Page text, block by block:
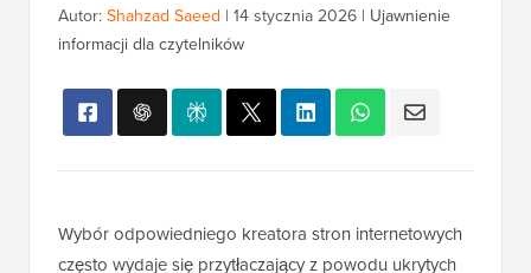
Autor:Shahzad Saeed | 14 stycznia 2026 | Ujawnienie
informacji dla czytelników
Wybór odpowiedniego kreatora stron internetowych
często wydaje się przytłaczający z powodu ukrytych